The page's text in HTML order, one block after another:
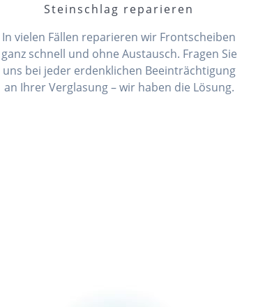
Steinschlag reparieren
In vielen Fällen reparieren wir Frontscheiben
ganz schnell und ohne Austausch. Fragen Sie
uns bei jeder erdenklichen Beeinträchtigung
an Ihrer Verglasung – wir haben die Lösung.